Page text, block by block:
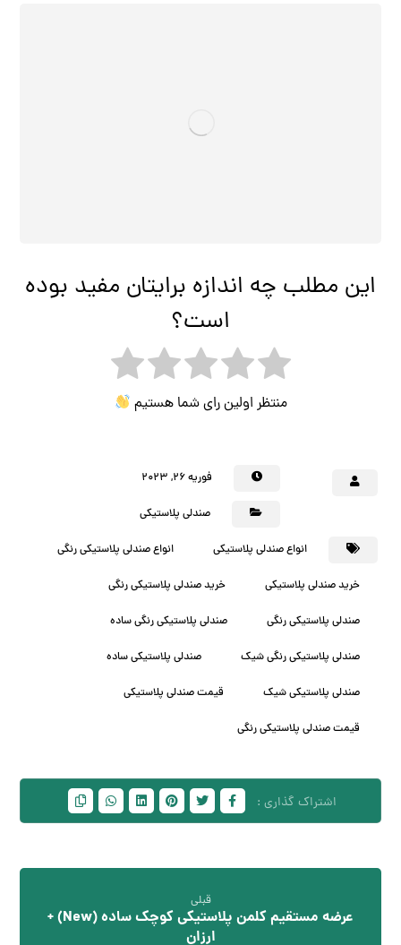
این مطلب چه اندازه برایتان مفید بوده
است؟
منتظر اولین رای شما هستیم
فوریه ۲۶, ۲۰۲۳
صندلی پلاستیکی
انواع صندلی پلاستیکی انواع صندلی پلاستیکی رنگی
خرید صندلی پلاستیکی خرید صندلی پلاستیکی رنگی
صندلی پلاستیکی رنگی صندلی پلاستیکی رنگی ساده
صندلی پلاستیکی رنگی شیک صندلی پلاستیکی ساده
صندلی پلاستیکی شیک قیمت صندلی پلاستیکی
قیمت صندلی پلاستیکی رنگی
قبلی
عرضه مستقیم کلمن پلاستیکی کوچک ساده (New) +
ارزان